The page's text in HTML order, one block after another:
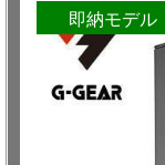
即納モデル